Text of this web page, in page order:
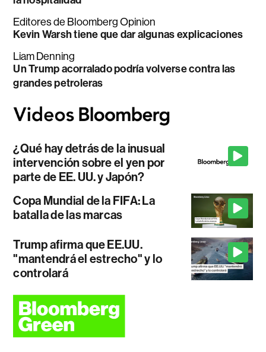
Editores de Bloomberg Opinion
Kevin Warsh tiene que dar algunas explicaciones
Liam Denning
Un Trump acorralado podría volverse contra las
grandes petroleras
¿Qué hay detrás de la inusual
intervención sobre el yen por
parte de EE. UU. y Japón?
Copa Mundial de la FIFA: La
batalla de las marcas
Trump afirma que EE.UU.
"mantendrá el estrecho" y lo
controlará